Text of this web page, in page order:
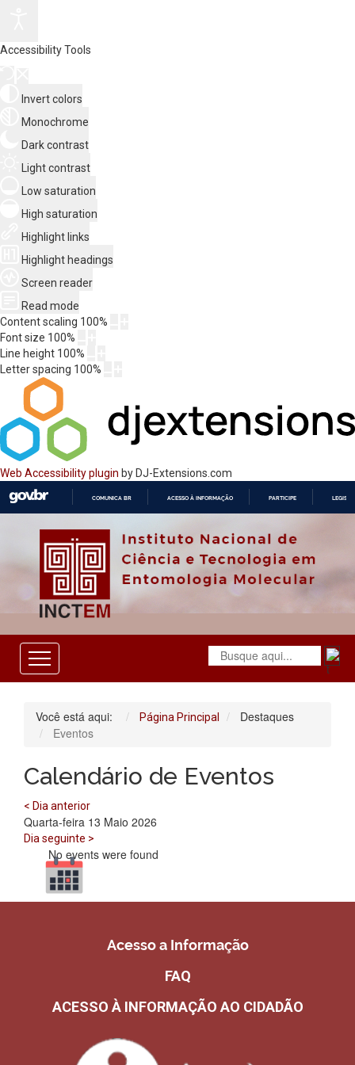
Accessibility Tools
Invert colors
Monochrome
Dark contrast
Light contrast
Low saturation
High saturation
Highlight links
Highlight headings
Screen reader
Read mode
Content scaling 100%
Font size 100%
Line height 100%
Letter spacing 100%
Web Accessibility plugin by DJ-Extensions.com
O
COMUNICA BR ACESSO À INFORMAÇÃO PARTICIPE
Você está aqui: Página Principal
Destaques
Eventos
Calendário de Eventos
< Dia anterior
Quarta-feira 13 Maio 2026
Dia seguinte >
No events were found
Acesso a Informação
FAQ
ACESSO À INFORMAÇÃO AO CIDADÃO